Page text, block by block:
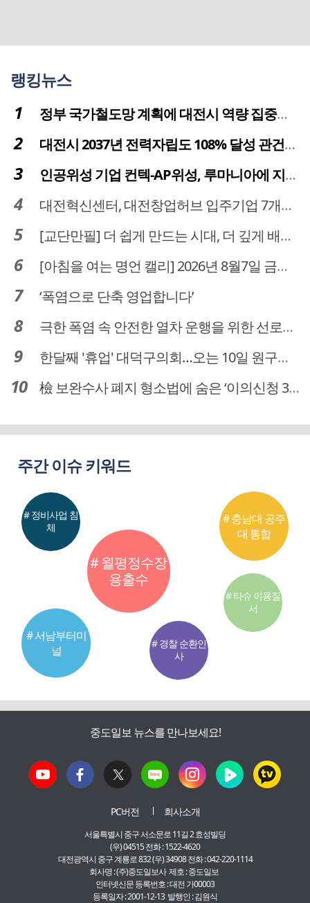
랭킹뉴스
정부 국가철도망 계획에 대전시 역량 집중해야
대전시 2037년 전력자립도 108% 달성 관건은 '주민 수용성'
인공위성 기업 컨텍-AP위성, 루마니아에 지상국 시스템 전수
대전혁신센터, 대전창업허브 입주기업 7개사 모집
[교단만필] 더 쉽게 만드는 시대, 더 깊게 배우는 교육
[아침을 여는 명언 캘리] 2026년 8월7일 금요일
‘폭염으로 단축 영업합니다’
극한 폭염 속 안전한 열차 운행을 위한 선로관리
한달째 '휴업' 대덕구의회…오는 10일 원구성 다시 돌입
檢 보완수사 폐지 형소법에 숨은 ‘이의신청 3개월 제한’…황운하는 30일 추진
주간 이슈 키워드
# 월평정수장
용출수
# 서남부터미
널
# 충남대 공주
대 통합
# 정비사업 침
체
# 경찰 순환인
사
# 타슈 이용질
서
중도일보 뉴스를 만나보세요!
PC버전 회사소개
서울특별시 중구 서소문로 11길 2 효성빌딩
(우) 04515 전화 : 1522-4620
대전광역시 중구 계룡로 832 (우) 34908 전화 : 042-220-1114
회사명 : (주)중도일보사 제호 : 중도일보
인터넷신문 등록번호 : 대전 가00003
등록일자 : 2001-12-13 발행인 : 김원식